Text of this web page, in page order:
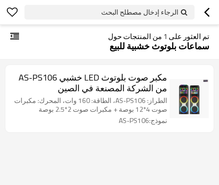
الرجاء إدخال مصطلح البحث
تم العثور على 1 من المنتجات حول
سماعات بلوتوث خشبية للبيع
مكبر صوت بلوتوث LED خشبي AS-PS106
من الشركة المصنعة في الصين
الطراز: AS-PS106، الطاقة: 160 وات، المحرك: مكبرات
صوت 4*12 بوصة + مكبرات صوت 2*2.5 بوصة
نموذج:AS-PS106